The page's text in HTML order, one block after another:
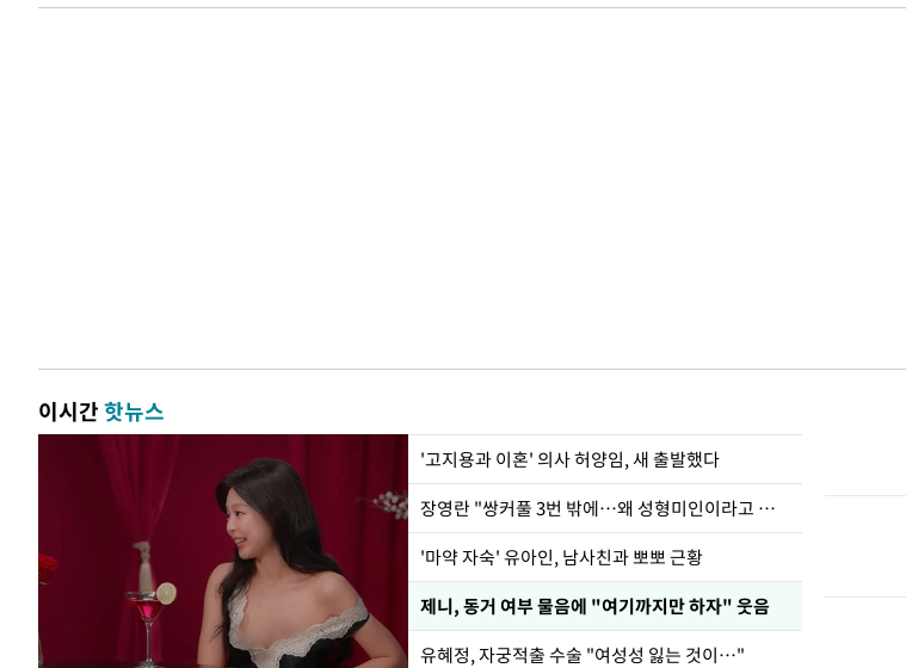
이시간핫뉴스
'고지용과 이혼' 의사 허양임, 새 출발했다
장영란 "쌍커풀 3번 밖에…왜 성형미인이라고 하냐"
'마약 자숙' 유아인, 남사친과 뽀뽀 근황
제니, 동거 여부 물음에 "여기까지만 하자" 웃음
유혜정, 자궁적출 수술 "여성성 잃는 것이…"